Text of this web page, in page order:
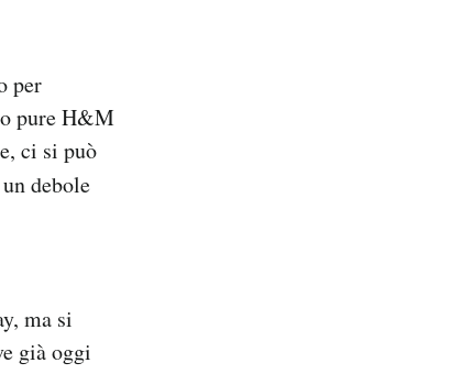
per
pure H&M
ci si può
debole
ma si
già oggi